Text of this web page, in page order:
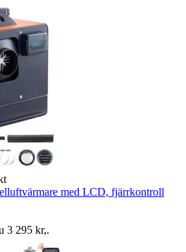
med LCD, fjärrkontroll
3 295 kr,.